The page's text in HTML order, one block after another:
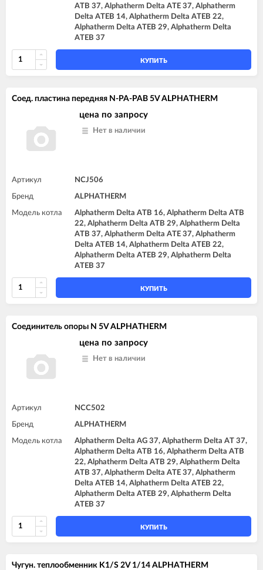
ATB 37, Alphatherm Delta ATE 37, Alphatherm
Delta ATEB 14, Alphatherm Delta ATEB 22,
Alphatherm Delta ATEB 29, Alphatherm Delta
ATEB 37
КУПИТЬ
Соед. пластина передняя N-PA-PAB 5V ALPHATHERM
цена по запросу
Нет в наличии
Артикул NCJ506
Бренд ALPHATHERM
Модель котла
Alphatherm Delta ATB 16, Alphatherm Delta ATB
22, Alphatherm Delta ATB 29, Alphatherm Delta
ATB 37, Alphatherm Delta ATE 37, Alphatherm
Delta ATEB 14, Alphatherm Delta ATEB 22,
Alphatherm Delta ATEB 29, Alphatherm Delta
ATEB 37
КУПИТЬ
Соединитель опоры N 5V ALPHATHERM
цена по запросу
Нет в наличии
Артикул NCC502
Бренд ALPHATHERM
Модель котла
Alphatherm Delta AG 37, Alphatherm Delta AT 37,
Alphatherm Delta ATB 16, Alphatherm Delta ATB
22, Alphatherm Delta ATB 29, Alphatherm Delta
ATB 37, Alphatherm Delta ATE 37, Alphatherm
Delta ATEB 14, Alphatherm Delta ATEB 22,
Alphatherm Delta ATEB 29, Alphatherm Delta
ATEB 37
КУПИТЬ
Чугун. теплообменник K1/S 2V 1/14 ALPHATHERM